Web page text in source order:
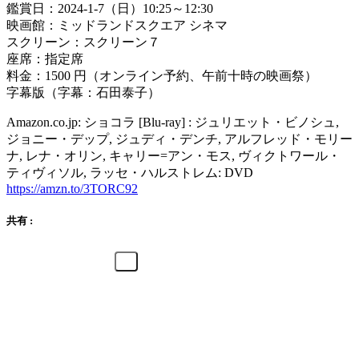
鑑賞日：2024-1-7（日）10:25～12:30
映画館：ミッドランドスクエア シネマ
スクリーン：スクリーン７
座席：指定席
料金：1500 円（オンライン予約、午前十時の映画祭）
字幕版（字幕：石田泰子）
Amazon.co.jp: ショコラ [Blu-ray] : ジュリエット・ビノシュ,
ジョニー・デップ, ジュディ・デンチ, アルフレッド・モリー
ナ, レナ・オリン, キャリー=アン・モス, ヴィクトワール・
ティヴィソル, ラッセ・ハルストレム: DVD
https://amzn.to/3TORC92
共有 :